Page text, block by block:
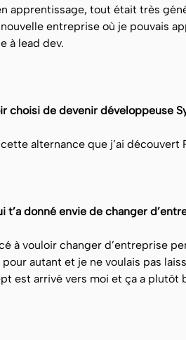
apprentissage, tout était très
entreprise où je pouvais
à lead dev.
choisi de devenir développeuse
alternance que j’ai découvert
t’a donné envie de changer
à vouloir changer d’entreprise
autant et je ne voulais pas
est arrivé vers moi et ça a plutôt